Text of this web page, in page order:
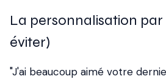
La personnalisation
éviter)
"J'ai beaucoup aimé votre